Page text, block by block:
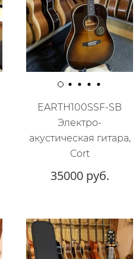
EARTH100SSF-SB
Электро-
акустическая гитара,
Cort
35000 руб.